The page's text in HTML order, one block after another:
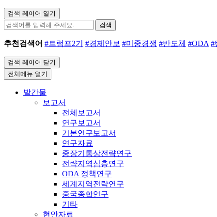
검색 레이어 열기
검색
추천검색어 #트럼프2기 #경제안보 #미중경쟁 #반도체 #ODA #
검색 레이어 닫기
전체메뉴 열기
발간물
보고서
전체보고서
연구보고서
기본연구보고서
연구자료
중장기통상전략연구
전략지역심층연구
ODA 정책연구
세계지역전략연구
중국종합연구
기타
현안자료